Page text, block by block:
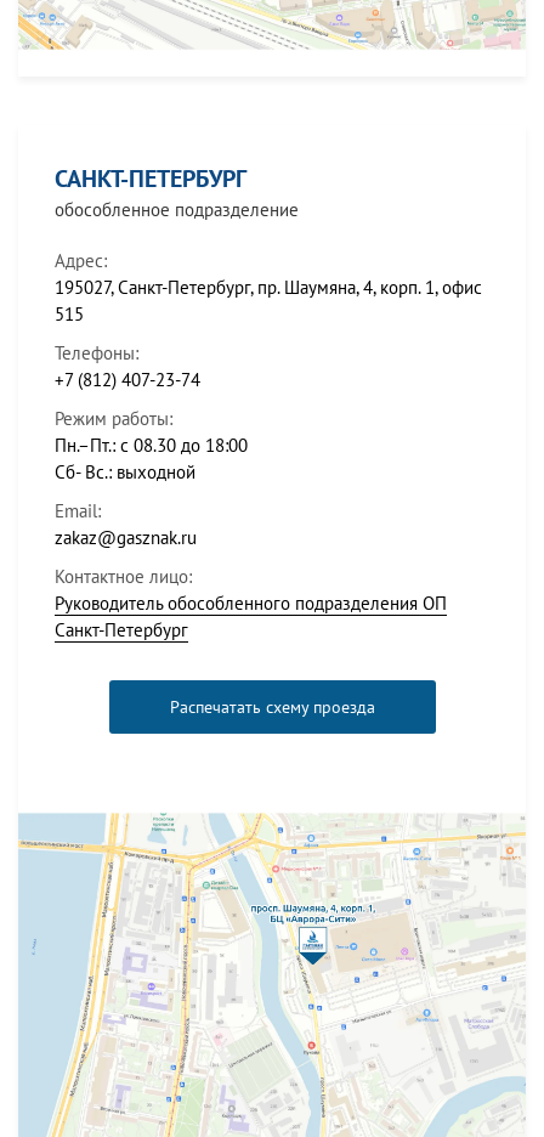
САНКТ-ПЕТЕРБУРГ
обособленное подразделение
Адрес:
195027, Санкт-Петербург, пр. Шаумяна, 4, корп. 1, офис
515
Телефоны:
+7 (812) 407-23-74
Режим работы:
Пн.–Пт.: с 08.30 до 18:00
Сб- Вс.: выходной
Email:
zakaz@gasznak.ru
Контактное лицо:
Руководитель обособленного подразделения ОП
Санкт-Петербург
Распечатать схему проезда